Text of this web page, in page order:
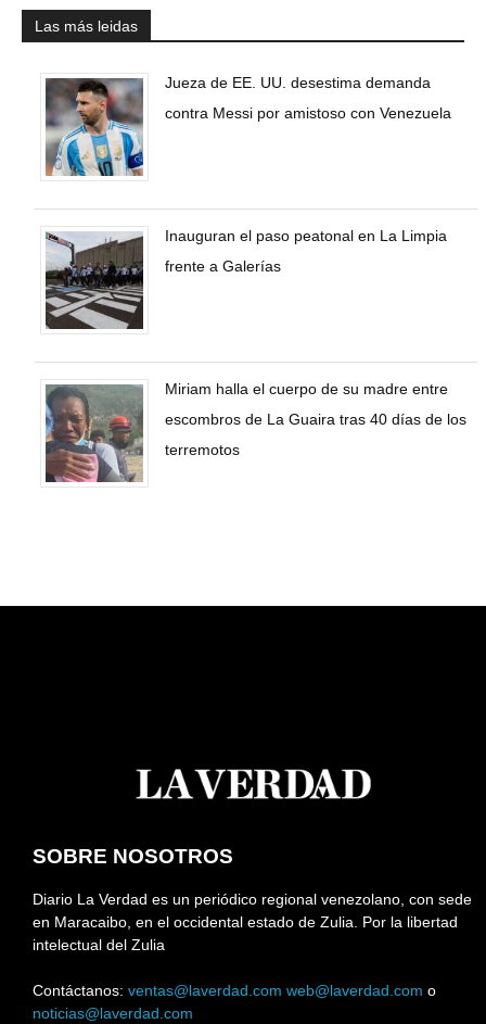
Las más leidas
Jueza de EE. UU. desestima demanda
contra Messi por amistoso con Venezuela
Inauguran el paso peatonal en La Limpia
frente a Galerías
Miriam halla el cuerpo de su madre entre
escombros de La Guaira tras 40 días de los
terremotos
SOBRE NOSOTROS
Diario La Verdad es un periódico regional venezolano, con sede
en Maracaibo, en el occidental estado de Zulia. Por la libertad
intelectual del Zulia
Contáctanos: ventas@laverdad.com web@laverdad.com o
noticias@laverdad.com